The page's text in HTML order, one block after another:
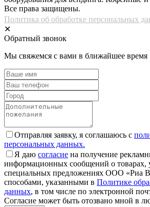
Все права защищены.
Политика об обработке персональных
✕
Обратный звонок
Мы свяжемся с вами в ближайшее время
Отправляя заявку, я соглашаюсь с
персональных данных.
Я даю согласие на получение
информационных сообщений о товарах,
специальных предложениях ООО «Риа
способами, указанными в Политике
данных, в том числе по электронной
Согласие может быть отозвано мной в